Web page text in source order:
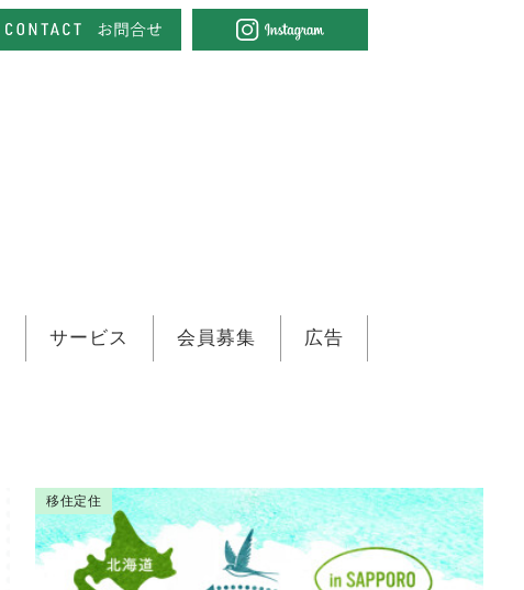
サービス 会員募集 広告
移住定住